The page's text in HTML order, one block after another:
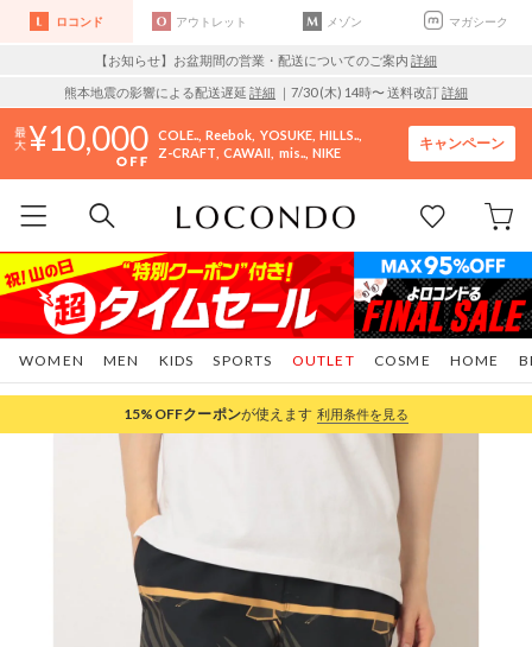
ロコンド アウトレット メゾン マガシーク
【お知らせ】お盆期間の営業・配送についてのご案内 詳細
熊本地震の影響による配送遅延 詳細 ｜7/30 (木) 14時〜 送料改訂詳細
10,000 COLE.. Reebok YOSUKE HILLS..
Z-CRAFT CAWAII mis.. NIKE
キャンペーン
WOMEN MEN KIDS SPORTS COSME HOME
OUTLET
15%OFFクーポンが使えます 利用条件を見る